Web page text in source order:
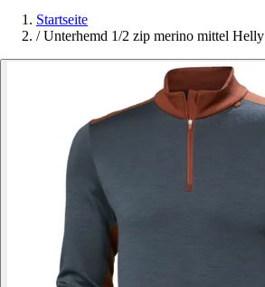
Startseite
/ Unterhemd 1/2 zip merino mittel